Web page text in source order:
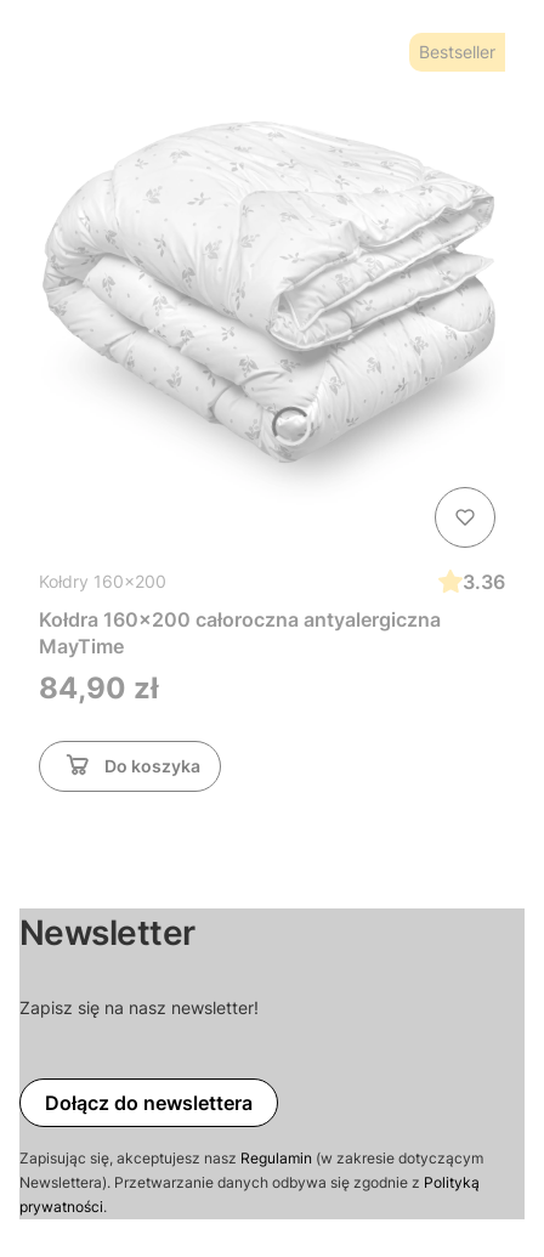
Bestseller
Kołdry 160x200
3.36
Kołdra 160x200 całoroczna antyalergiczna
MayTime
Cena
84,90 zł
Do koszyka
Newsletter
Zapisz się na nasz newsletter!
Dołącz do newslettera
Zapisując się, akceptujesz nasz Regulamin (w zakresie dotyczącym
Newslettera). Przetwarzanie danych odbywa się zgodnie z Polityką
prywatności.